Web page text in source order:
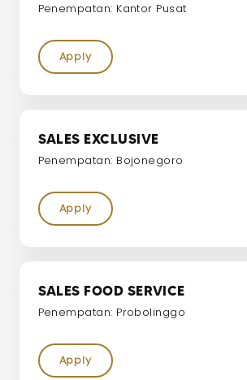
Penempatan: Kantor Pusat
Apply
SALES EXCLUSIVE
Penempatan: Bojonegoro
Apply
SALES FOOD SERVICE
Penempatan: Probolinggo
Apply